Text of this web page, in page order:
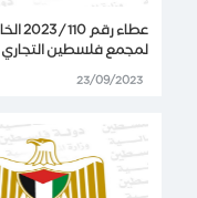
لمجمع فلسطين التجاري
23/09/2023